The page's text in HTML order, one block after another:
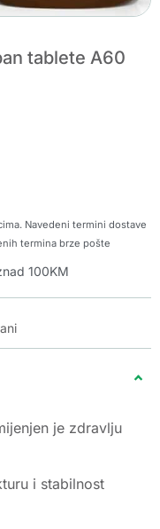
tablete A60
Navedeni termini dostave
termina brze pošte
100KM
je zdravlju
i stabilnost